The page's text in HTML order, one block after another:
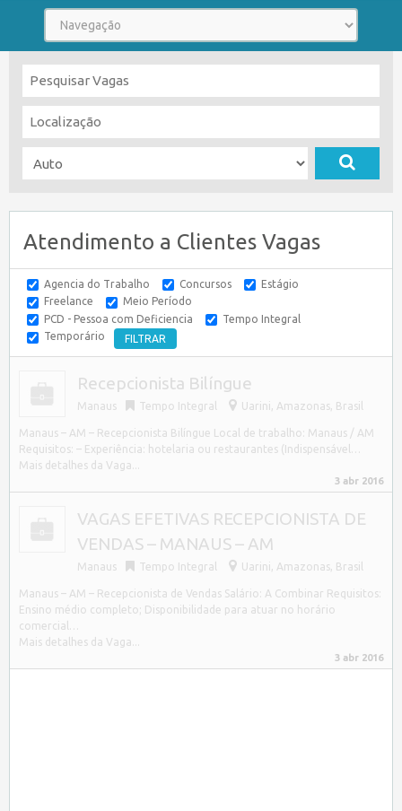
Atendimento a Clientes Vagas
Agencia do Trabalho Concursos
Estágio
Freelance
Meio Período
PCD - Pessoa com Deficiencia
Tempo Integral
Temporário
Recepcionista Bilíngue
Manaus Tempo Integral Uarini, Amazonas, Brasil
Manaus – AM – Recepcionista Bilíngue Local de trabalho: Manaus / AM
Requisitos: – Experiência: hotelaria ou restaurantes (Indispensável…
Mais detalhes da Vaga...
3 abr 2016
VAGAS EFETIVAS RECEPCIONISTA DE
VENDAS – MANAUS – AM
Manaus Tempo Integral Uarini, Amazonas, Brasil
Manaus – AM – Recepcionista de Vendas Salário: A Combinar Requisitos:
Ensino médio completo; Disponibilidade para atuar no horário
comercial…
Mais detalhes da Vaga...
3 abr 2016